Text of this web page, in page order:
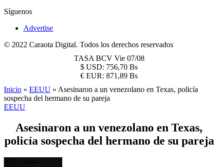
Síguenos
Advertise
© 2022 Caraota Digital. Todos los derechos reservados
TASA BCV Vie 07/08
$ USD: 756,70 Bs
€ EUR: 871,89 Bs
Inicio » EEUU » Asesinaron a un venezolano en Texas, policía
sospecha del hermano de su pareja
EEUU
Asesinaron a un venezolano en Texas,
policía sospecha del hermano de su pareja